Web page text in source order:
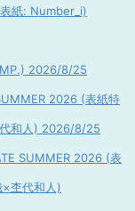
紙: Number_i)
2026/8/25
2026 (表紙特
和人) 2026/8/25
SUMMER 2026 (表
杢代和人)